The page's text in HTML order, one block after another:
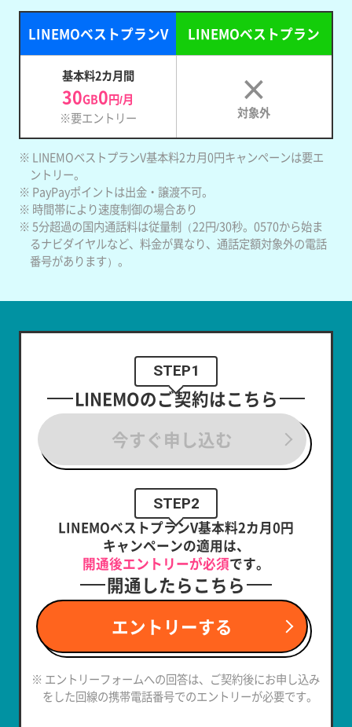
LINEMOベストプランV LINEMOベストプラン
基本料2カ月間
30GB0円/月
※要エントリー
対象外
※ LINEMOベストプランV基本料2カ月0円キャンペーンは要エ
ントリー。
※ PayPayポイントは出金・譲渡不可。
※ 時間帯により速度制御の場合あり
※ 5分超過の国内通話料は従量制（22円/30秒。0570から始ま
るナビダイヤルなど、料金が異なり、通話定額対象外の電話
番号があります）。
STEP1
LINEMOのご契約はこちら
今すぐ申し込む
STEP2
LINEMOベストプランV基本料2カ月0円
キャンペーンの適用は、
開通後エントリーが必須です。
開通したらこちら
エントリーする
※ エントリーフォームへの回答は、ご契約後にお申し込み
をした回線の携帯電話番号でのエントリーが必要です。